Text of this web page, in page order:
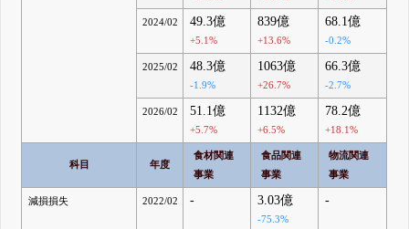
2024/02 49.3億
+5.1%
839億
+13.6%
68.1億
-0.2%
2025/02 48.3億
-1.9%
1063億
+26.7%
66.3億
-2.7%
2026/02 51.1億
+5.7%
1132億
+6.5%
78.2億
+18.1%
科目 年度
食材関連
事業
食品関連
事業
物流関連
事業
減損損失 2022/02 - 3.03億
-75.3%
-